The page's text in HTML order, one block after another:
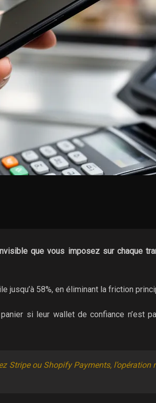
que vous imposez sur chaque
58%, en éliminant la friction
si leur wallet de confiance n’est
ou Shopify Payments, l’opération